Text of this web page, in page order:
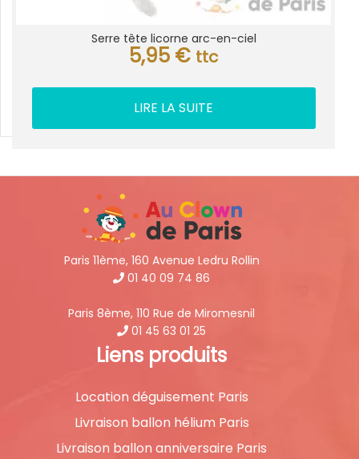
Serre tête licorne arc-en-ciel
5,95 € ttc
LIRE LA SUITE
Paris 11ème, 160 Avenue Ledru Rollin
01 40 09 74 86
Paris 8ème, 110 Rue de Miromesnil
01 45 63 01 25
Liens produits
Location déguisement Paris
Livraison ballon hélium Paris
Livraison ballon anniversaire Paris